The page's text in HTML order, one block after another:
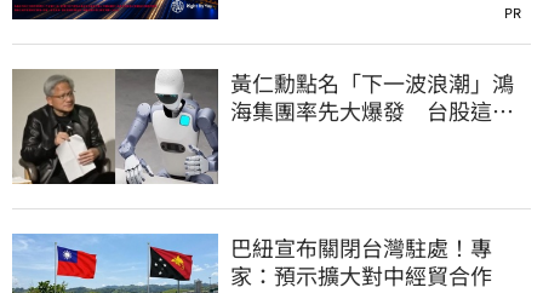
PR
黃仁勳點名「下一波浪潮」鴻
海集團率先大爆發 台股這族
巴紐宣布關閉台灣駐處！專
家：預示擴大對中經貿合作